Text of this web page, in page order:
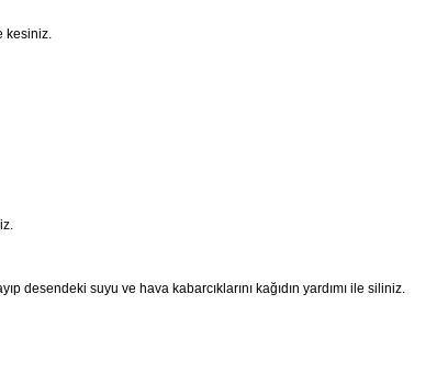
kesiniz.
desendeki suyu ve hava kabarcıklarını kağıdın yardımı ile siliniz.